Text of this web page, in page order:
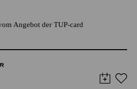
Angebot der TUP-card